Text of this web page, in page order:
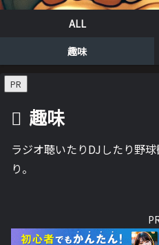
ALL
趣味
PR
趣味
ラジオ聴いたりDJしたり野
り。